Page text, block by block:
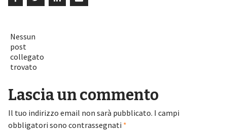
Nessun
post
collegato
trovato
Lascia un commento
Il tuo indirizzo email non sarà pubblicato. I campi
obbligatori sono contrassegnati *